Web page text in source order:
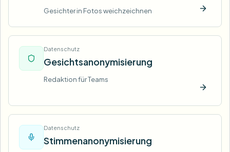
Gesichter in Fotos weichzeichnen Jetzt
Datenschutz
Gesichtsanonymisierung
Redaktion für Teams
Jetzt
Datenschutz
Stimmenanonymisierung